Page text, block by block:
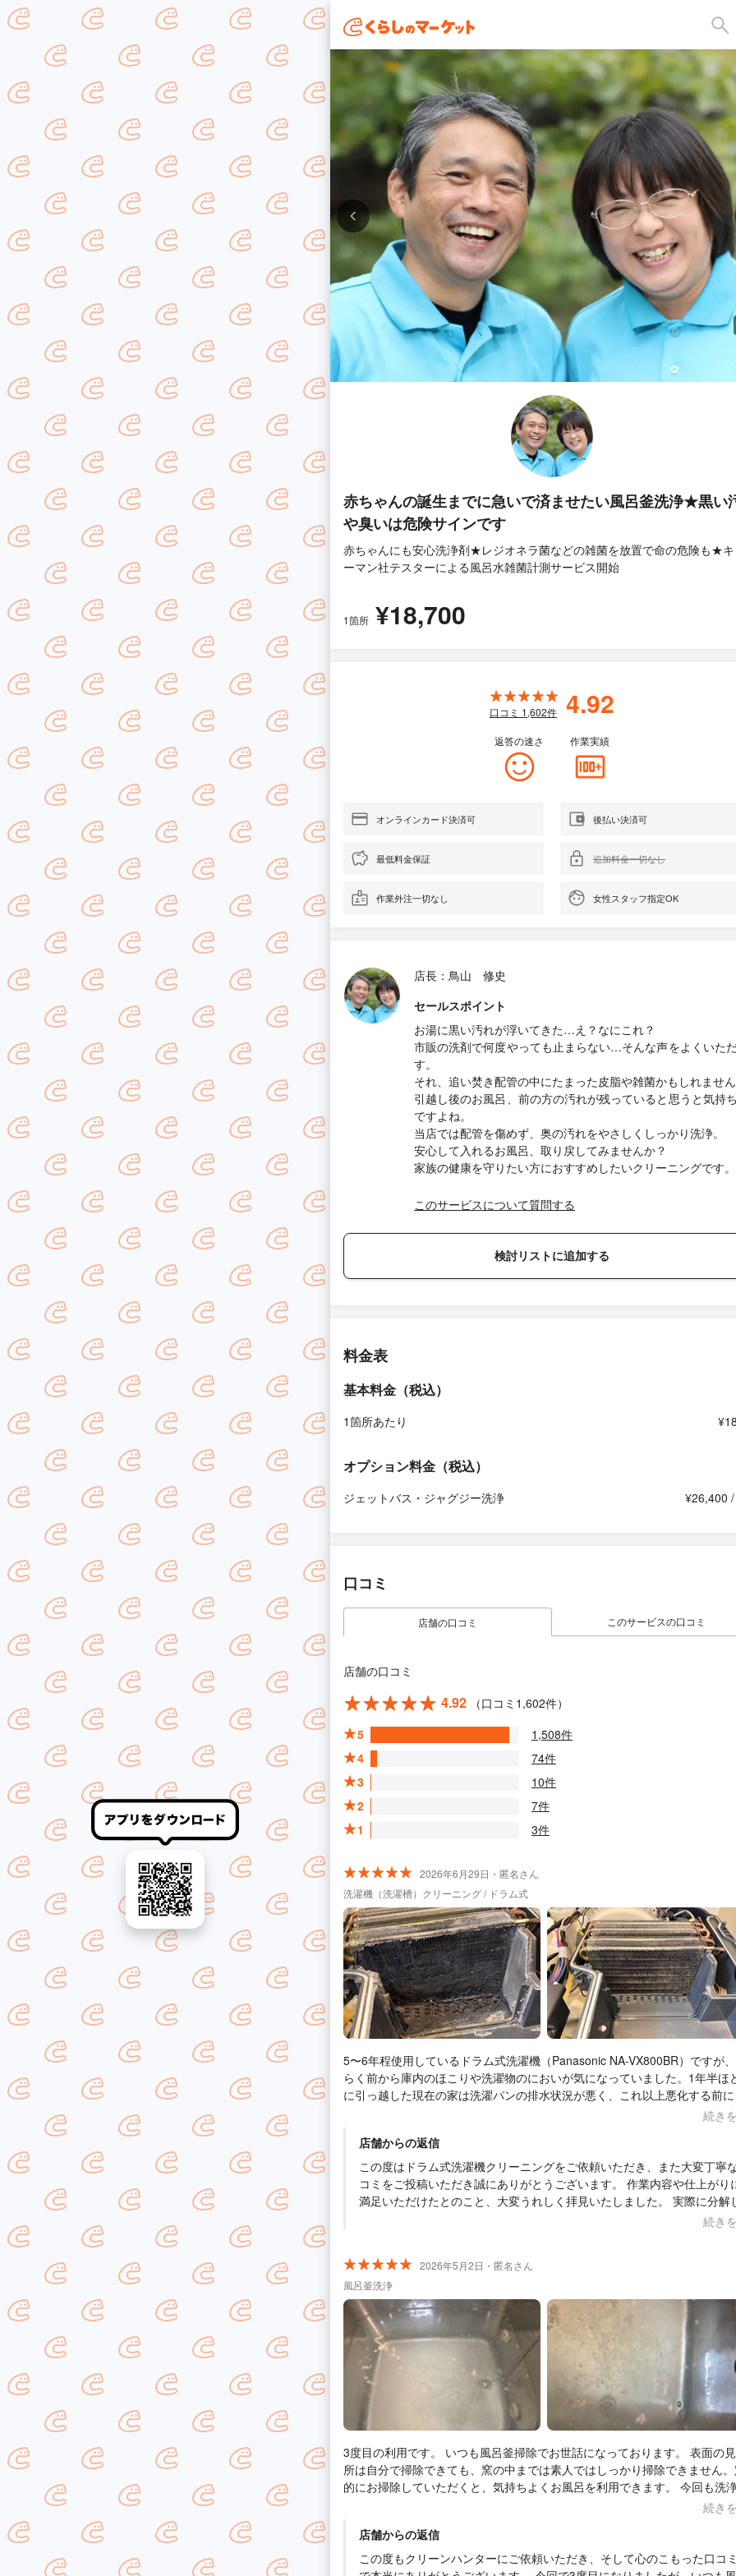
赤ちゃんの誕生までに急いで済ませたい風呂釜洗浄★黒い
や臭いは危険サインです
赤ちゃんにも安心洗浄剤★レジオネラ菌などの雑菌を放置で命の危険も★
ーマン社テスターによる風呂水雑菌計測サービス開始
1箇所 ¥18,700
口コミ 1,602件 4.92
返答の速さ 作業実績
オンラインカード決済可 後払い決済可
最低料金保証 追加料金一切なし
作業外注一切なし 女性スタッフ指定OK
店長：鳥山 修史
セールスポイント
お湯に黒い汚れが浮いてきた…え？なにこれ？
市販の洗剤で何度やっても止まらない…そんな声をよくいた
す。
それ、追い焚き配管の中にたまった皮脂や雑菌かもしれませ
引越し後のお風呂、前の方の汚れが残っていると思うと気持
ですよね。
当店では配管を傷めず、奥の汚れをやさしくしっかり洗浄。
安心して入れるお風呂、取り戻してみませんか？
家族の健康を守りたい方におすすめしたいクリーニングです。
このサービスについて質問する
検討リストに追加する
料金表
基本料金（税込）
1箇所あたり
オプション料金（税込）
ジェットバス・ジャグジー洗浄 ¥26,400
口コミ
店舗の口コミ このサービスの口コミ
店舗の口コミ
4.92
（口コミ1,602件）
5
1,508件
4
74件
3
10件
2
7件
1
3件
2026年6月29日・匿名さん
洗濯機（洗濯槽）クリーニング / ドラム式
5〜6年程使用しているドラム式洗濯機（Panasonic NA-VX800BR）ですが
らく前から庫内のほこりや洗濯物のにおいが気になっていました。1年半ほ
に引っ越した現在の家は洗濯パンの排水状況が悪く、これ以上悪化する前
方とおっしゃっていたので、一般的にもこれだけの汚れが溜まりながら洗
使用されているというのも驚きでした...） そして、洗濯槽やカバーにほこ
っちり付着しているような汚れ方をイメージしていましたが、熱交換器が1
ンパクトある汚れ方をしていました。 洗濯パンの排水については、追加料
かるかもしれない旨事前にお知らせいただいていましたが、通常清掃の範
大正解でした◎ 少し相談させていただいたお風呂のエプロン裏についても
改めてお願いしたいなと思っています。 本当にありがとうございました！
続き
店舗からの返信
この度はドラム式洗濯機クリーニングをご依頼いただき、また大変丁寧
コミをご投稿いただき誠にありがとうございます。 作業内容や仕上がり
満足いただけたとのこと、大変うれしく拝見いたしました。 実際に分解
洗濯機内部をご覧になると、多くのお客様が「こんなに汚れていたとは
洗濯パンの排水についても通常清掃の範囲内で改善でき、お役に立てて
いたしました。 作業中の説明にもご満足いただき、「依頼して大正解で
た」とのお言葉を頂戴できたことは、私たちにとって何よりの励みです
相談いただいた浴室のエプロン内部も、機会がございましたらぜひお任
ださい。普段見えない部分までしっかり洗浄させていただきます。 この
本当にありがとうございました。またお困りのことがございましたら、
でもお気軽にご相談ください。クリーンハンター鳥山
続き
2026年5月2日・匿名さん
風呂釜洗浄
3度目の利用です。 いつも風呂釜掃除でお世話になっております。 表面の
所は自分で掃除できても、窯の中までは素人ではしっかり掃除できません
的にお掃除していただくと、気持ちよくお風呂を利用できます。 今回も洗
をしていただいて、（1回目の洗浄、2回目の洗浄と写真の水の汚れ具合に
掃除した後もお風呂場を綺麗に処理してくださるので安心してお任せでき
あとは床などが汚れないようにシートをひいて機材を置いてくださるので
な対応が好印象です。 また次回も風呂釜掃除をよろしくお願いいたします
続き
店舗からの返信
この度もクリーンハンターにご依頼いただき、そして心のこもった口コ